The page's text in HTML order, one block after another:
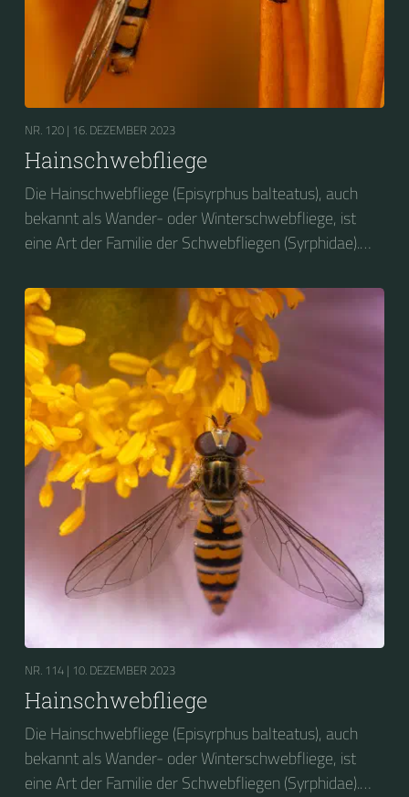
NR. 120 | 16. DEZEMBER 2023
Hainschwebfliege
Die Hainschwebfliege (Episyrphus balteatus), auch
bekannt als Wander- oder Winterschwebfliege, ist
eine Art der Familie der Schwebfliegen (Syrphidae).
gewählt....
NR. 114 | 10. DEZEMBER 2023
Hainschwebfliege
Die Hainschwebfliege (Episyrphus balteatus), auch
bekannt als Wander- oder Winterschwebfliege, ist
eine Art der Familie der Schwebfliegen (Syrphidae).